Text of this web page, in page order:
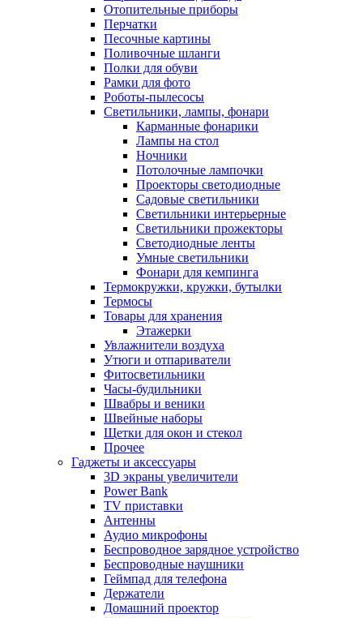
Отопительные приборы
Перчатки
Песочные картины
Поливочные шланги
Полки для обуви
Рамки для фото
Роботы-пылесосы
Светильники, лампы, фонари
Карманные фонарики
Лампы на стол
Ночники
Потолочные лампочки
Проекторы светодиодные
Садовые светильники
Светильники интерьерные
Светильники прожекторы
Светодиодные ленты
Умные светильники
Фонари для кемпинга
Термокружки, кружки, бутылки
Термосы
Товары для хранения
Этажерки
Увлажнители воздуха
Утюги и отпариватели
Фитосветильники
Часы-будильники
Швабры и веники
Швейные наборы
Щетки для окон и стекол
Прочее
Гаджеты и аксессуары
3D экраны увеличители
Power Bank
TV приставки
Антенны
Аудио микрофоны
Беспроводное зарядное устройство
Беспроводные наушники
Геймпад для телефона
Держатели
Домашний проектор